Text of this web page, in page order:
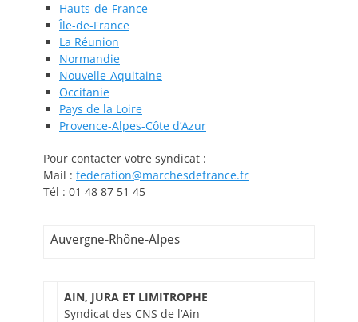
Hauts-de-France
Île-de-France
La Réunion
Normandie
Nouvelle-Aquitaine
Occitanie
Pays de la Loire
Provence-Alpes-Côte d’Azur
Pour contacter votre syndicat :
Mail : federation@marchesdefrance.fr
Tél : 01 48 87 51 45
Auvergne-Rhône-Alpes
AIN, JURA ET LIMITROPHE
Syndicat des CNS de l’Ain